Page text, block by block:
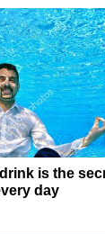
is the
day